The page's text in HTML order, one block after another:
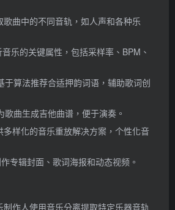
歌曲中的不同音轨，如人声和各种乐
音乐的关键属性，包括采样率、BPM、
于算法推荐合适押韵词语，辅助歌词创
歌曲生成吉他曲谱，便于演奏。
多样化的音乐重放解决方案，个性化音
作专辑封面、歌词海报和动态视频。
制作人使用音乐分离提取特定乐器音轨